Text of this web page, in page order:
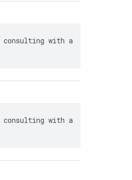
consulting with a
consulting with a